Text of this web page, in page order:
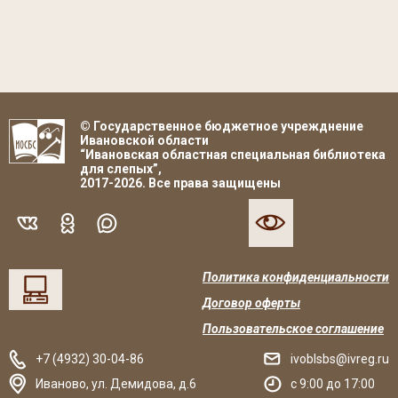
© Государственное бюджетное учрежднение
Ивановской области
“Ивановская областная специальная библиотека
для слепых”,
2017-2026. Все права защищены
Политика конфиденциальности
Договор оферты
Пользовательское соглашение
+7 (4932) 30-04-86
Иваново, ул. Демидова, д.6
ivoblsbs@ivreg.ru
c 9:00 до 17:00